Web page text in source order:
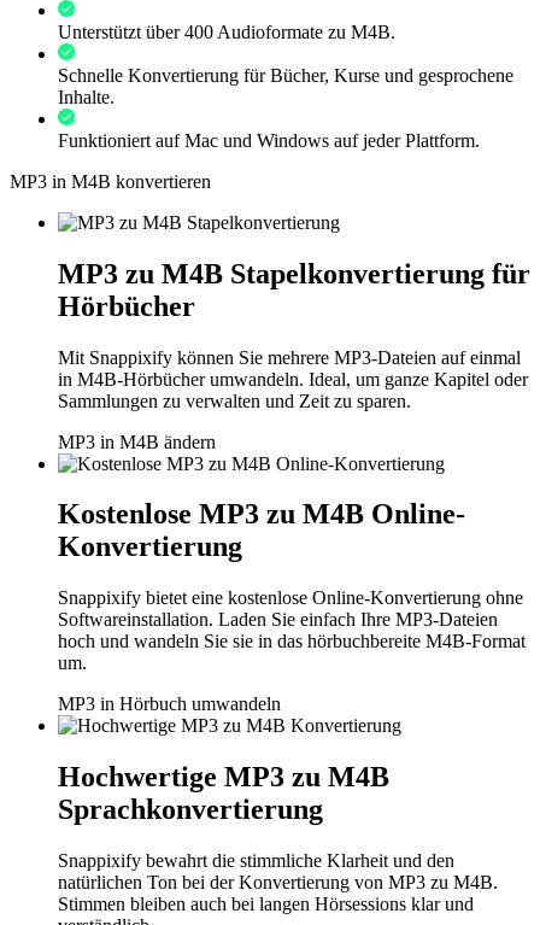
Unterstützt über 400 Audioformate zu M4B.
Schnelle Konvertierung für Bücher, Kurse und gesprochene
Inhalte.
Funktioniert auf Mac und Windows auf jeder Plattform.
MP3 in M4B konvertieren
MP3 zu M4B Stapelkonvertierung für
Hörbücher
Mit Snappixify können Sie mehrere MP3-Dateien auf einmal
in M4B-Hörbücher umwandeln. Ideal, um ganze Kapitel oder
Sammlungen zu verwalten und Zeit zu sparen.
MP3 in M4B ändern
Kostenlose MP3 zu M4B Online-
Konvertierung
Snappixify bietet eine kostenlose Online-Konvertierung ohne
Softwareinstallation. Laden Sie einfach Ihre MP3-Dateien
hoch und wandeln Sie sie in das hörbuchbereite M4B-Format
um.
MP3 in Hörbuch umwandeln
Hochwertige MP3 zu M4B
Sprachkonvertierung
Snappixify bewahrt die stimmliche Klarheit und den
natürlichen Ton bei der Konvertierung von MP3 zu M4B.
Stimmen bleiben auch bei langen Hörsessions klar und